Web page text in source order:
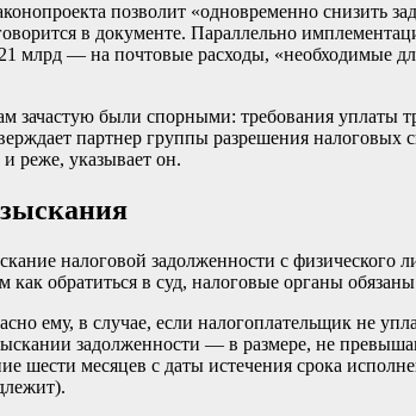
позволит «одновременно снизить
в документе. Параллельно
млрд — на почтовые расходы, «необходимые
зачастую были спорными: требования уплаты
партнер группы разрешения
реже, указывает он.
налоговой задолженности с
как обратиться в суд, налоговые органы
ему, в случае, если налогоплательщик не
задолженности — в размере, не
шести месяцев с даты истечения срока